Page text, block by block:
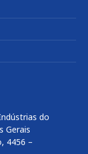
do
Gerais
4456 –